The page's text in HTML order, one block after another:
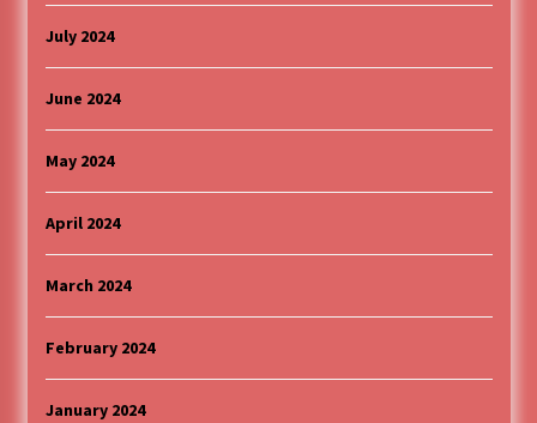
July 2024
June 2024
May 2024
April 2024
March 2024
February 2024
January 2024